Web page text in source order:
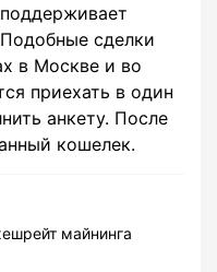
сделки
в Москве и во
приехать в один
анкету. После
кошелек.
майнинга